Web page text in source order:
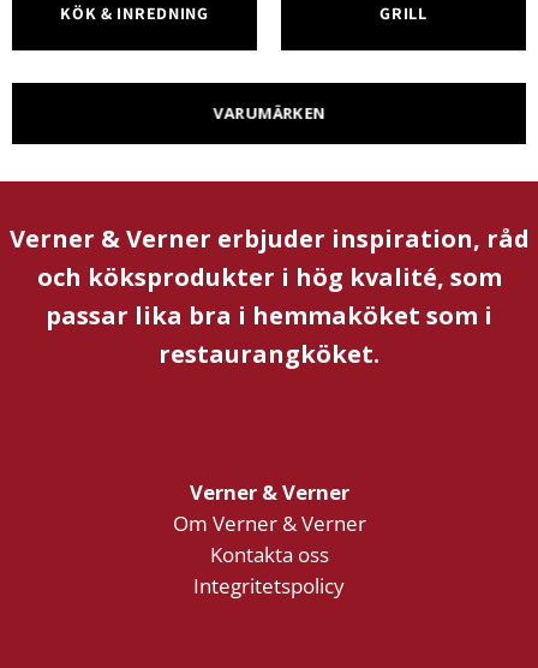
KÖK & INREDNING GRILL
VARUMÄRKEN
Verner & Verner erbjuder inspiration, råd
och köksprodukter i hög kvalité, som
passar lika bra i hemmaköket som i
restaurangköket.
Verner & Verner
Om Verner & Verner
Kontakta oss
Integritetspolicy